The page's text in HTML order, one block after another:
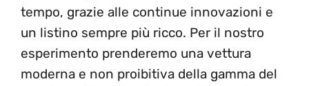
tempo, grazie alle continue innovazioni e
un listino sempre più ricco. Per il nostro
esperimento prenderemo una vettura
moderna e non proibitiva della gamma del